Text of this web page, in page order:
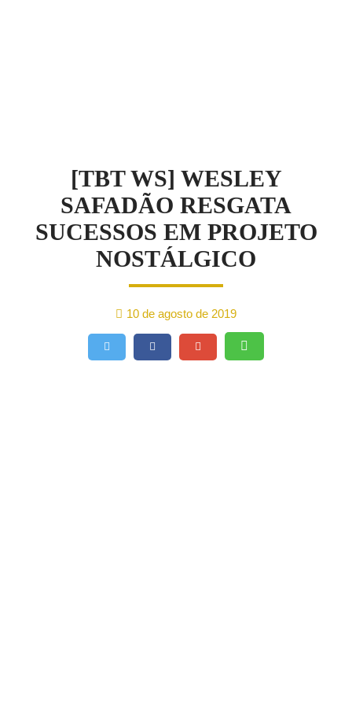
[TBT WS] WESLEY
SAFADÃO RESGATA
SUCESSOS EM PROJETO
NOSTÁLGICO
10 de agosto de 2019